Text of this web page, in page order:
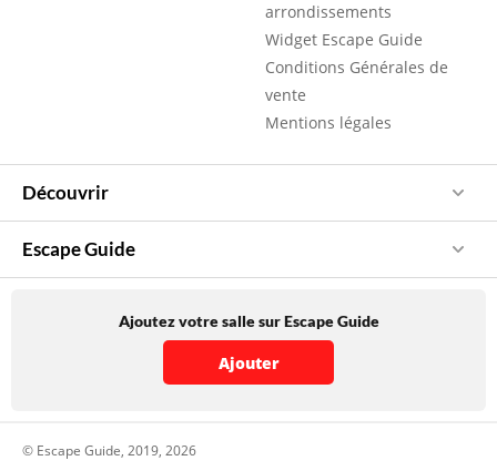
arrondissements
Widget Escape Guide
Conditions Générales de
vente
Mentions légales
Découvrir
Escape Guide
Ajoutez votre salle sur Escape Guide
Ajouter
© Escape Guide, 2019, 2026